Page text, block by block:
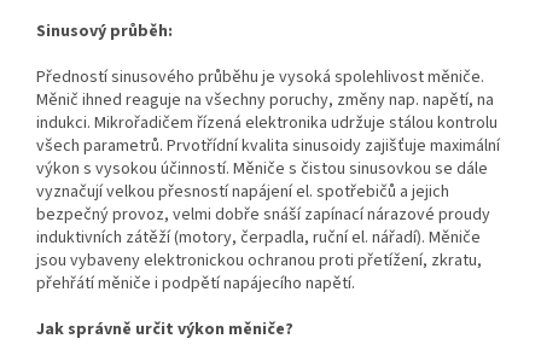
Sinusový průběh:
Předností sinusového průběhu je vysoká spolehlivost měniče.
Měnič ihned reaguje na všechny poruchy, změny nap. napětí, na
indukci. Mikrořadičem řízená elektronika udržuje stálou kontrolu
všech parametrů. Prvotřídní kvalita sinusoidy zajišťuje maximální
výkon s vysokou účinností. Měniče s čistou sinusovkou se dále
vyznačují velkou přesností napájení el. spotřebičů a jejich
bezpečný provoz, velmi dobře snáší zapínací nárazové proudy
induktivních zátěží (motory, čerpadla, ruční el. nářadí). Měniče
jsou vybaveny elektronickou ochranou proti přetížení, zkratu,
přehřátí měniče i podpětí napájecího napětí.
Jak správně určit výkon měniče?